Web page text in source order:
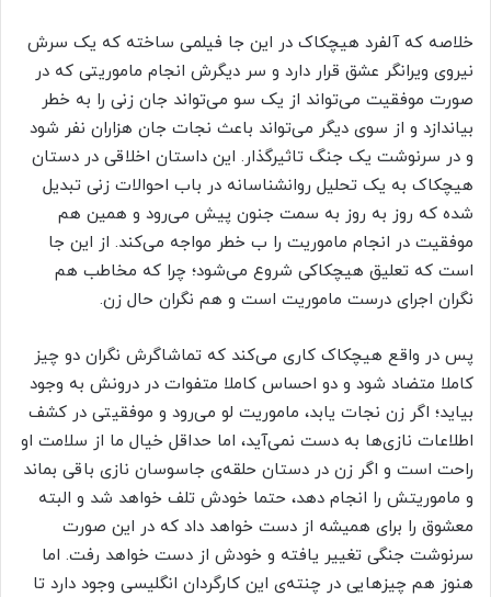
خلاصه که آلفرد هیچکاک در این جا فیلمی ساخته که یک سرش
نیروی ویرانگر عشق قرار دارد و سر دیگرش انجام ماموریتی که در
صورت موفقیت می‌تواند از یک سو می‌تواند جان زنی را به خطر
بیاندازد و از سوی دیگر می‌تواند باعث نجات جان هزاران نفر شود
و در سرنوشت یک جنگ تاثیرگذار. این داستان اخلاقی در دستان
هیچکاک به یک تحلیل روانشناسانه در باب احوالات زنی تبدیل
شده که روز به روز به سمت جنون پیش می‌رود و همین هم
موفقیت در انجام ماموریت را ب خطر مواجه می‌کند. از این جا
است که تعلیق هیچکاکی شروع می‌شود؛ چرا که مخاطب هم
نگران اجرای درست ماموریت است و هم نگران حال زن.
پس در واقع هیچکاک کاری می‌کند که تماشاگرش نگران دو چیز
کاملا متضاد شود و دو احساس کاملا متفوات در درونش به وجود
بیاید؛ اگر زن نجات یابد، ماموریت لو می‌رود و موفقیتی در کشف
اطلاعات نازی‌ها به دست نمی‌آید، اما حداقل خیال ما از سلامت او
راحت است و اگر زن در دستان حلقه‌ی جاسوسان نازی باقی بماند
و ماموریتش را انجام دهد، حتما خودش تلف خواهد شد و البته
معشوق را برای همیشه از دست خواهد داد که در این صورت
سرنوشت جنگی تغییر یافته و خودش از دست خواهد رفت. اما
هنوز هم چیزهایی در چنته‌ی این کارگردان انگلیسی وجود دارد تا